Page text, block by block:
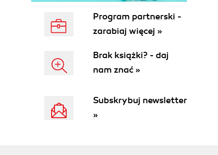
Program partnerski -
zarabiaj więcej »
Brak książki? - daj
nam znać »
Subskrybuj newsletter
»